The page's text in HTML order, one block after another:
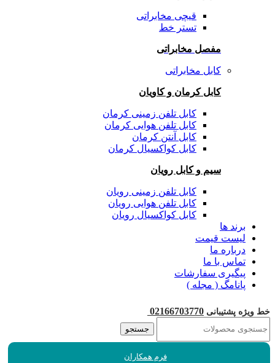
قیچی مخابراتی
تستر خط
مفصل مخابراتی
کابل مخابراتی
کابل کرمان و کاویان
کابل تلفن زمینی کرمان
کابل تلفن هوایی کرمان
کابل آنتن کرمان
کابل کواکسیال کرمان
سیم و کابل رویان
کابل تلفن زمینی رویان
کابل تلفن هوایی رویان
کابل کواکسیال رویان
برند ها
لیست قیمت
درباره ما
تماس با ما
پیگیری سفارشات
پانامگ ( مجله )
خط ویژه پشتیبانی 02166703770
جستجو
فرم همکاران